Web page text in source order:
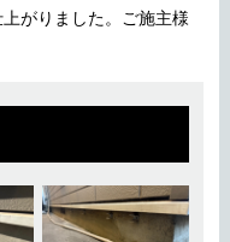
がりました。ご施主様